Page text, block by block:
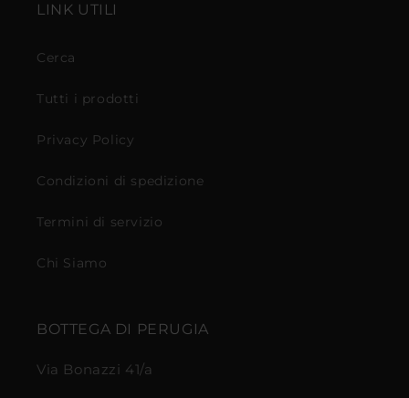
LINK UTILI
Cerca
Tutti i prodotti
Privacy Policy
Condizioni di spedizione
Termini di servizio
Chi Siamo
BOTTEGA DI PERUGIA
Via Bonazzi 41/a